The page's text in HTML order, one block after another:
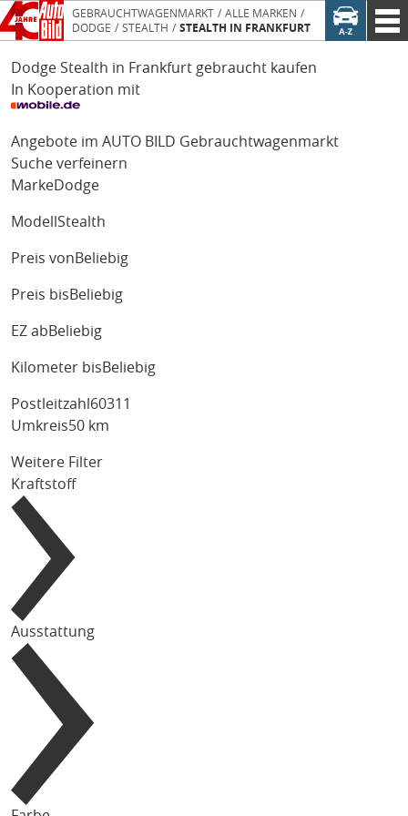
GEBRAUCHTWAGENMARKT
ALLE MARKEN
DODGE
STEALTH STEALTH IN FRANKFURT
Dodge Stealth in Frankfurt gebraucht kaufen
In Kooperation mit
Angebote im AUTO BILD Gebrauchtwagenmarkt
Suche verfeinern
MarkeDodge
Modell Stealth
Preis von Beliebig
Preis bis Beliebig
EZ ab Beliebig
Kilometer bis Beliebig
Postleitzahl
Umkreis50 km
Weitere Filter
Kraftstoff
Ausstattung